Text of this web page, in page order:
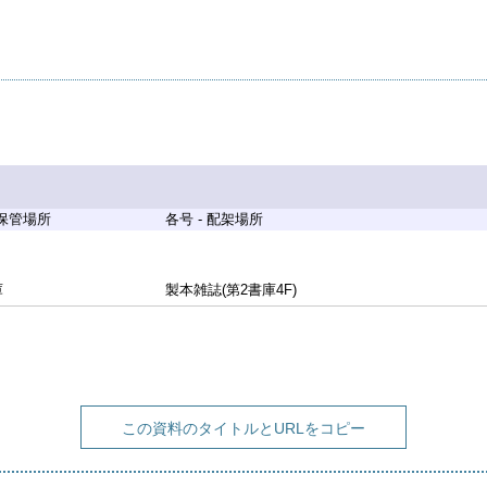
管場所 各号 - 配架場所
製本雑誌(第2書庫4F)
この資料のタイトルとURLをコピー